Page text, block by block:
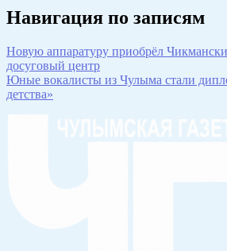
Навигация по записям
Новую аппаратуру приобрёл
досуговый центр
Юные вокалисты из Чулыма стали
детства»